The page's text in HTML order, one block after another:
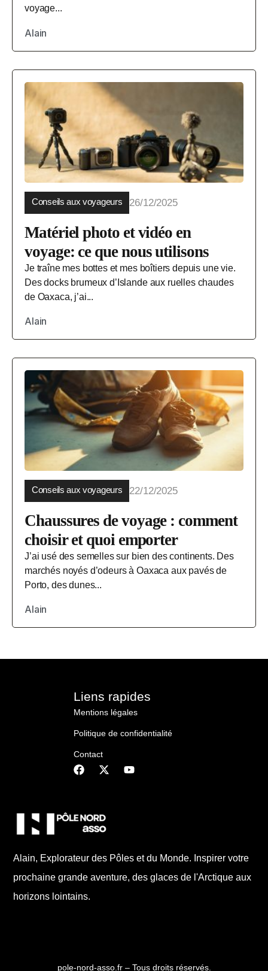
voyage...
Alain
Conseils aux voyageurs 26/12/2025
Matériel photo et vidéo en
voyage: ce que nous utilisons
Je traîne mes bottes et mes boîtiers depuis une vie.
Des docks brumeux d’Islande aux ruelles chaudes
de Oaxaca, j’ai...
Alain
Conseils aux voyageurs 22/12/2025
Chaussures de voyage : comment
choisir et quoi emporter
J’ai usé des semelles sur bien des continents. Des
marchés noyés d’odeurs à Oaxaca aux pavés de
Porto, des dunes...
Alain
Alain, Explorateur des Pôles et du Monde. Inspirer votre
prochaine grande aventure, des glaces de l'Arctique aux
horizons lointains.
Liens rapides
Mentions légales
Politique de confidentialité
Contact
pole-nord-asso.fr – Tous droits réservés.